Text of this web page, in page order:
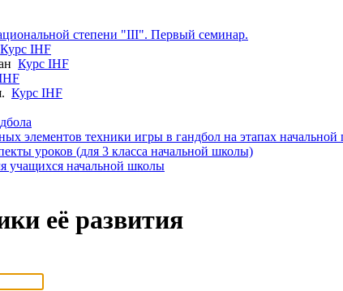
степени "III". Первый семинар.
Курс IHF
Курс IHF
Курс IHF
элементов техники игры в гандбол на этапах
уроков (для 3 класса начальной школы)
учащихся начальной школы
её развития